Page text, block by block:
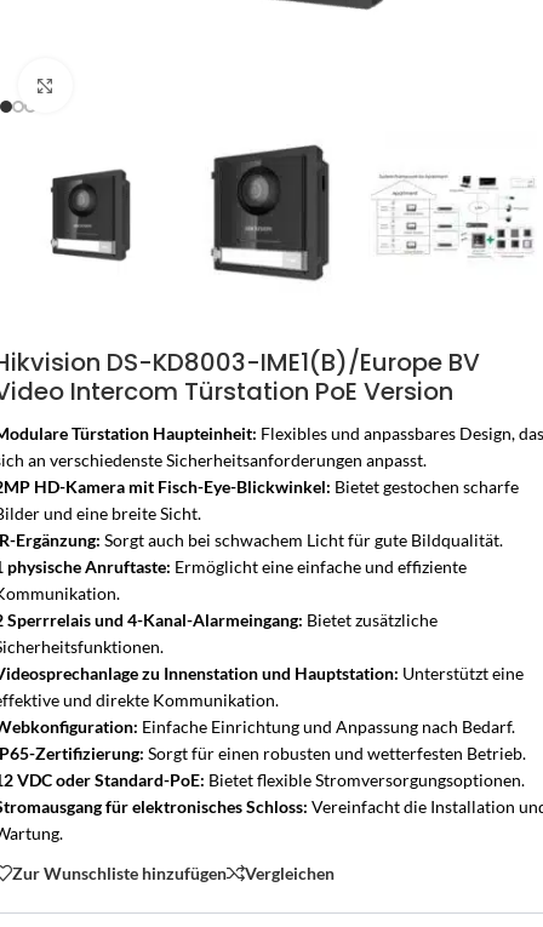
DS-KD8003-IME1(B)/Europe BV
Intercom Türstation PoE Version
Türstation Haupteinheit: Flexibles und anpassbares Design, das
an verschiedenste Sicherheitsanforderungen anpasst.
HD-Kamera mit Fisch-Eye-Blickwinkel: Bietet gestochen scharfe
und eine breite Sicht.
Ergänzung: Sorgt auch bei schwachem Licht für gute Bildqualität.
physische Anruftaste: Ermöglicht eine einfache und effiziente
Sperrrelais und 4-Kanal-Alarmeingang: Bietet zusätzliche
zu Innenstation und Hauptstation: Unterstützt eine
und direkte Kommunikation.
Einfache Einrichtung und Anpassung nach Bedarf.
Zertifizierung: Sorgt für einen robusten und wetterfesten Betrieb.
VDC oder Standard-PoE: Bietet flexible Stromversorgungsoptionen.
für elektronisches Schloss: Vereinfacht die Installation
Zur Wunschliste hinzufügen
Vergleichen